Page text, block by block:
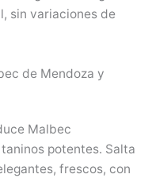
sin variaciones de
de Mendoza y
Malbec
potentes. Salta
frescos, con